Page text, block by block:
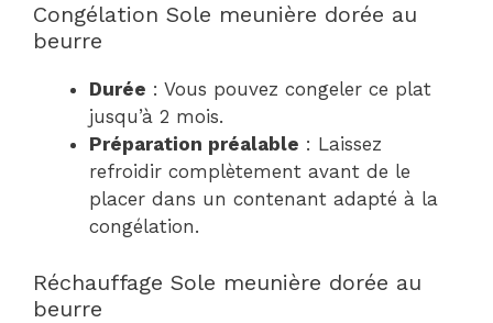
Congélation Sole meunière dorée au
beurre
Durée : Vous pouvez congeler ce plat
jusqu’à 2 mois.
Préparation préalable : Laissez
refroidir complètement avant de le
placer dans un contenant adapté à la
congélation.
Réchauffage Sole meunière dorée au
beurre